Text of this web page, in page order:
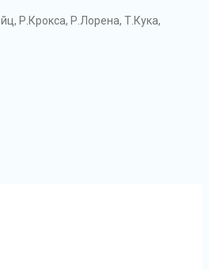
Р.Крокса, Р.Лорена, Т.Кука,